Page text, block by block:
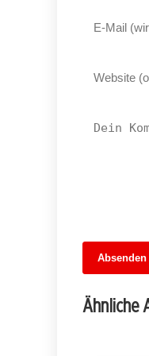
Absenden
Ähnliche